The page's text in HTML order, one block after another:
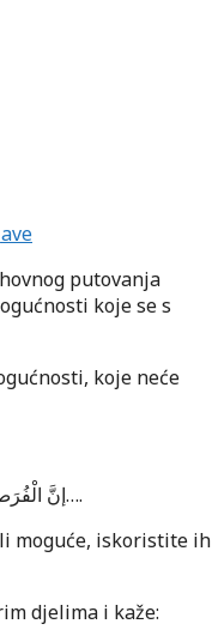
putovanja
koje se s
koje neće
إنَّ الْفُرَصَ تَمُرُّ مَرَّ السَّحابِ فَانْتَهِزُوها إِذا أمْكَنَتْ في أبوابِ الْخَيْرِ….
moguće, iskoristite ih
djelima i kaže: